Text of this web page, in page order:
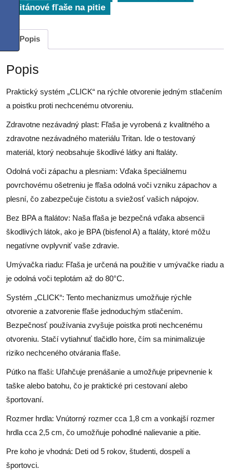
Tritánové fľaše na pitie
Popis
Popis
Praktický systém „CLICK“ na rýchle otvorenie jedným stlačením
a poistku proti nechcenému otvoreniu.
Zdravotne nezávadný plast: Fľaša je vyrobená z kvalitného a
zdravotne nezávadného materiálu Tritan. Ide o testovaný
materiál, ktorý neobsahuje škodlivé látky ani ftaláty.
Odolná voči zápachu a plesniam: Vďaka špeciálnemu
povrchovému ošetreniu je fľaša odolná voči vzniku zápachov a
plesní, čo zabezpečuje čistotu a sviežosť vašich nápojov.
Bez BPA a ftalátov: Naša fľaša je bezpečná vďaka absencii
škodlivých látok, ako je BPA (bisfenol A) a ftaláty, ktoré môžu
negatívne ovplyvniť vaše zdravie.
Umývačka riadu: Fľaša je určená na použitie v umývačke riadu a
je odolná voči teplotám až do 80°C.
Systém „CLICK“: Tento mechanizmus umožňuje rýchle
otvorenie a zatvorenie fľaše jednoduchým stlačením.
Bezpečnosť používania zvyšuje poistka proti nechcenému
otvoreniu. Stačí vytiahnuť tlačidlo hore, čím sa minimalizuje
riziko nechceného otvárania fľaše.
Pútko na fľaši: Uľahčuje prenášanie a umožňuje pripevnenie k
taške alebo batohu, čo je praktické pri cestovaní alebo
športovaní.
Rozmer hrdla: Vnútorný rozmer cca 1,8 cm a vonkajší rozmer
hrdla cca 2,5 cm, čo umožňuje pohodlné nalievanie a pitie.
Pre koho je vhodná: Deti od 5 rokov, študenti, dospelí a
športovci.